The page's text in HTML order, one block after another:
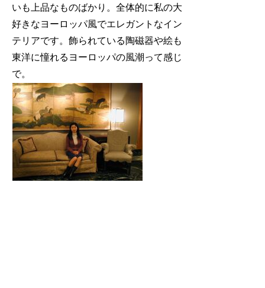
いも上品なものばかり。全体的に私の大
好きなヨーロッパ風でエレガントなイン
テリアです。飾られている陶磁器や絵も
東洋に憧れるヨーロッパの風潮って感じ
で。